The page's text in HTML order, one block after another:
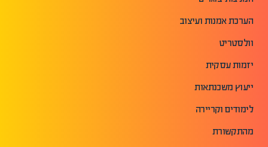
הערכת אמנות ועיצוב
וולסטריט
יזמות עסקית
ייעוץ משכנתאות
לימודים וקריירה
מהתקשורת